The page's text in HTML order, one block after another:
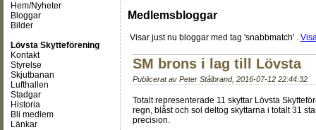
Hem/Nyheter
Bloggar
Bilder
Lövsta Skytteförening
Kontakt
Styrelse
Skjutbanan
Lufthallen
Stadgar
Historia
Bli medlem
Länkar
Medlemsbloggar
Visar just nu bloggar med tag 'snabbmatch' .
SM brons i lag till Lövsta
Publicerat av Peter Stålbrand, 2016-07-12 22:44:32
Totalt representerade 11 skyttar Lövsta
regn, blåst och sol deltog skyttarna i totalt 31
precision.